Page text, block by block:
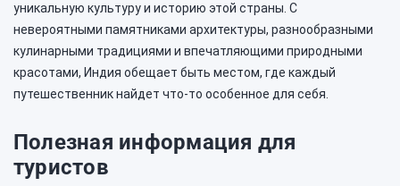
уникальную культуру и историю этой страны. С
невероятными памятниками архитектуры, разнообразными
кулинарными традициями и впечатляющими природными
красотами, Индия обещает быть местом, где каждый
путешественник найдет что-то особенное для себя.
Полезная информация для
туристов